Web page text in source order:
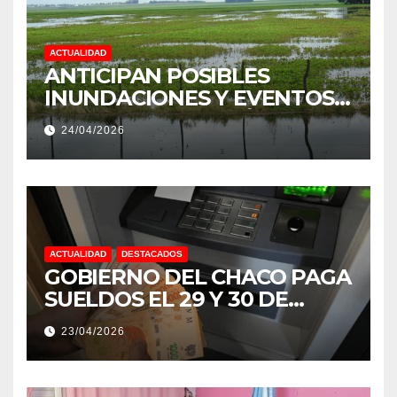
ACTUALIDAD
ANTICIPAN POSIBLES
INUNDACIONES Y EVENTOS
EXTREMOS: “PODRÍA SER UN
NIÑO MUY IMPORTANTE”
24/04/2026
ACTUALIDAD DESTACADOS
GOBIERNO DEL CHACO PAGA
SUELDOS EL 29 Y 30 DE
ABRIL, CON EL 2% DE
AUMENTO
23/04/2026